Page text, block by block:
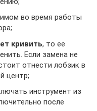
во время работы
кривить, то ее
Если замена не
отнести лобзик в
центр;
инструмент из
после